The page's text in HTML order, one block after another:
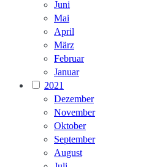
Juni
Mai
April
März
Februar
Januar
2021
Dezember
November
Oktober
September
August